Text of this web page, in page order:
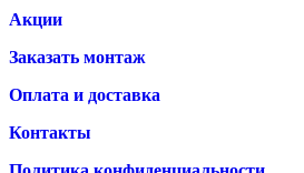
Акции
Заказать монтаж
Оплата и доставка
Контакты